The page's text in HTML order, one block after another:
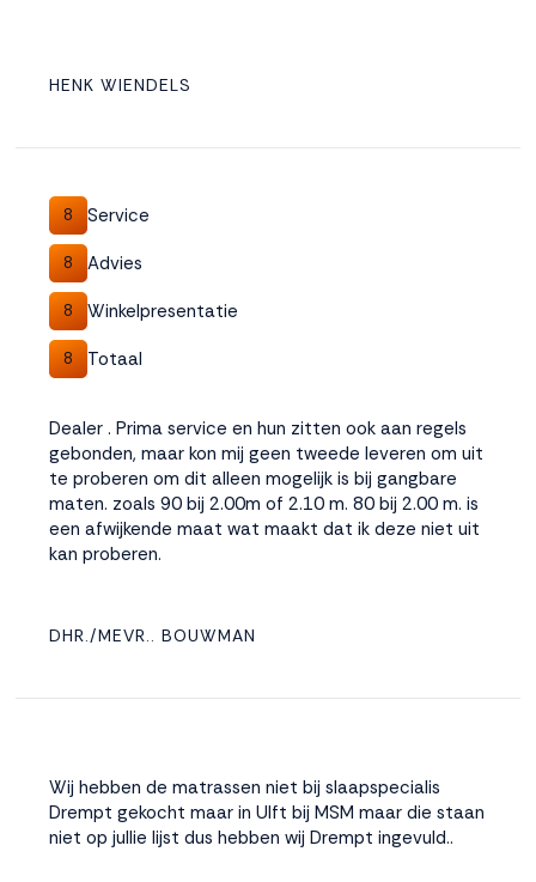
HENK WIENDELS
8 Service
8 Advies
8 Winkelpresentatie
8 Totaal
Dealer . Prima service en hun zitten ook aan regels
gebonden, maar kon mij geen tweede leveren om uit
te proberen om dit alleen mogelijk is bij gangbare
maten. zoals 90 bij 2.00m of 2.10 m. 80 bij 2.00 m. is
een afwijkende maat wat maakt dat ik deze niet uit
kan proberen.
DHR./MEVR.. BOUWMAN
Wij hebben de matrassen niet bij slaapspecialis
Drempt gekocht maar in Ulft bij MSM maar die staan
niet op jullie lijst dus hebben wij Drempt ingevuld..